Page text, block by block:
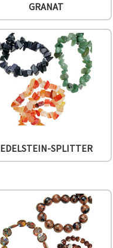
GRANAT
EDELSTEIN-SPLITTER